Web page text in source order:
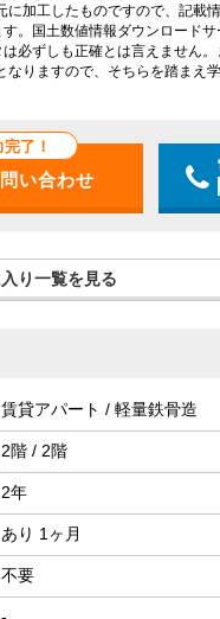
に加工したものですので、記載
。国土数値情報ダウンロードサ
は必ずしも正確とは言えません
なりますので、そちらを踏まえ
了！
り一覧を見る
賃貸アパート / 軽量鉄骨造
2階 / 2階
2年
あり 1ヶ月
不要